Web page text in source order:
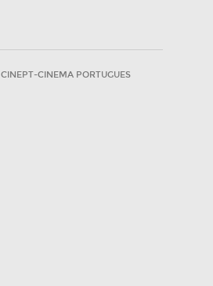
CINEPT-CINEMA PORTUGUES